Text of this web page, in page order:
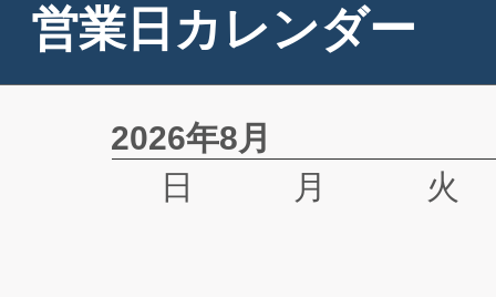
営業日カレンダー
2026年8月
日
月 火